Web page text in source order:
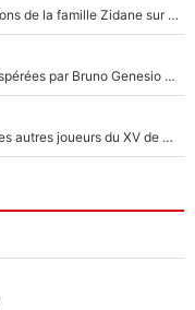
«Il est très heureux et impatient» : Les révélations de la famille Zidane sur sa prise de pouvoir en équipe de France !
Plus de 100M€ pour l'OM : Voici les recrues espérées par Bruno Genesio et Grégory Lorenzi après l’opération dégraissage
Thomas Ramos ne sera pas le seul à partir : Ces autres joueurs du XV de France pourraient aussi quitter le Stade Toulousain, un club de Top 14 est déjà sur les rangs